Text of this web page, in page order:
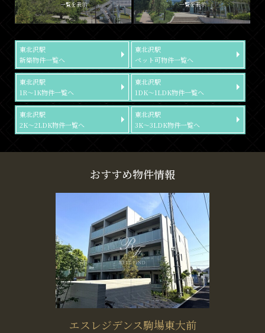
一覧を表示 一覧を表示
東北沢駅
新築物件一覧へ
東北沢駅
ペット可物件一覧へ
東北沢駅
1R～1K物件一覧へ
東北沢駅
1DK～1LDK物件一覧へ
東北沢駅
2K～2LDK物件一覧へ
東北沢駅
3K～3LDK物件一覧へ
おすすめ物件情報
エスレジデンス駒場東大前